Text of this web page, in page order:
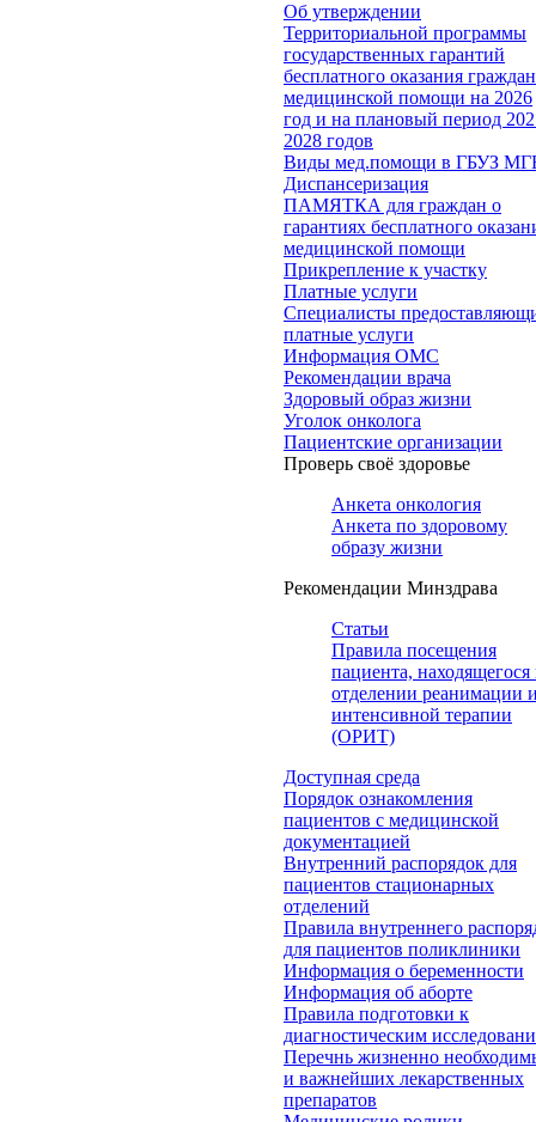
Об утверждении
Территориальной программы
государственных гарантий
бесплатного оказания
медицинской помощи на 2026
год и на плановый период
2028 годов
Виды мед.помощи в ГБУЗ
Диспансеризация
ПАМЯТКА для граждан о
гарантиях бесплатного
медицинской помощи
Прикрепление к участку
Платные услуги
Специалисты
платные услуги
Информация ОМС
Рекомендации врача
Здоровый образ жизни
Уголок онколога
Пациентские организации
Проверь своё здоровье
Анкета онкология
Анкета по здоровому
образу жизни
Рекомендации Минздрава
Статьи
Правила посещения
пациента, находящегося
отделении реанимации и
интенсивной терапии
(ОРИТ)
Доступная среда
Порядок ознакомления
пациентов с медицинской
документацией
Внутренний распорядок для
пациентов стационарных
отделений
Правила внутреннего
для пациентов поликлиники
Информация о беременности
Информация об аборте
Правила подготовки к
диагностическим
Перечнь жизненно
и важнейших лекарственных
препаратов